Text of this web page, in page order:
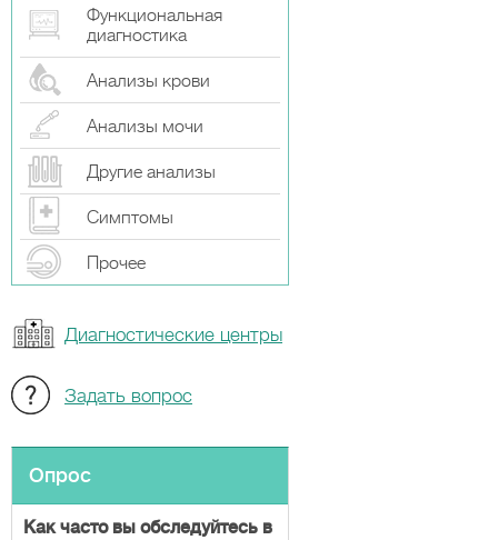
Функциональная
диагностика
Анализы крови
Анализы мочи
Другие анализы
Симптомы
Прочeе
Диагностические центры
Задать вопрос
Опрос
Как часто вы обследуйтесь в